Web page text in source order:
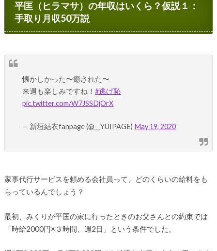
平匡（ヒラマサ）の年収はいくら？仮説１：
手取り月収50万説
懐かしかった〜癒された〜
来週も楽しみですね！#逃げ恥
pic.twitter.com/W7JSSDjOrX
— 新垣結衣fanpage (@__YUIPAGE) May 19, 2020
家事代行サービスを頼める会社員って、どのくらいの給料をも
らっているんでしょう？
最初、みくりが平匡の家に行ったときのお父さんとの約束では
「時給2000円×３時間、週2日」という条件でした。